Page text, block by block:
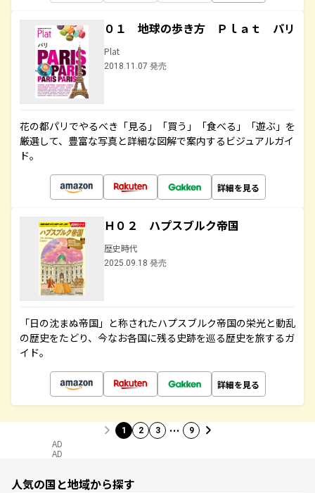
０１ 地球の歩き方 Ｐｌａｔ パリ
Plat
2018.11.07 発売
花の都パリでやるべき「見る」「買う」「食べる」「遊ぶ」を
厳選して、豊富な写真と詳細な図解で案内するビジュアルガイ
ド。
詳細を見る
Ｈ０２ ハプスブルク帝国
歴史時代
2025.09.18 発売
「日の沈まぬ帝国」と称されたハプスブルク帝国の栄光と動乱
の歴史をたどり、今なお各国に残る史跡を巡る歴史を旅するガ
イド。
詳細を見る
1 2 3 … 9
AD
AD
人気の国と地域から探す